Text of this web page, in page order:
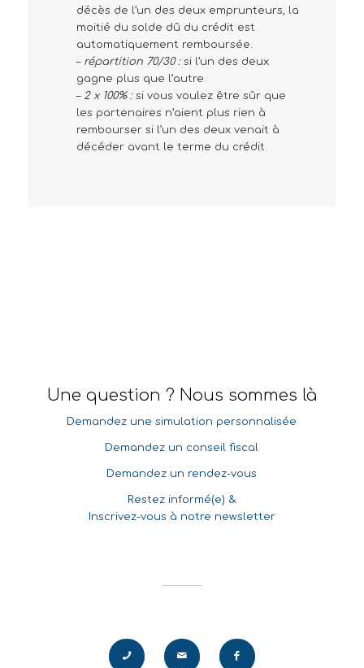
décès de l’un des deux emprunteurs, la
moitié du solde dû du crédit est
automatiquement remboursée.
– répartition 70/30 :si l’un des deux
gagne plus que l’autre.
– 2 x 100% :si vous voulez être sûr que
les partenaires n’aient plus rien à
rembourser si l’un des deux venait à
décéder avant le terme du crédit.
Une question ? Nous sommes là
Demandez une simulation personnalisée
Demandez un conseil fiscal
Demandez un rendez-vous
Restez informé(e) &
Inscrivez-vous à notre newsletter